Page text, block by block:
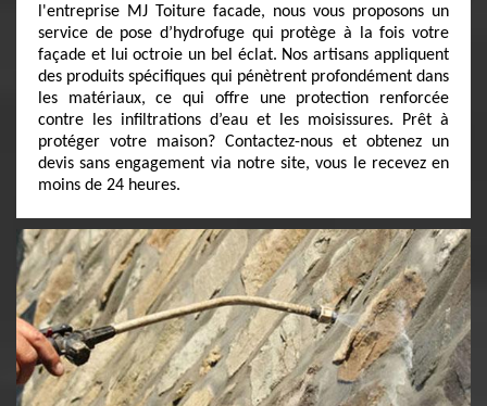
l'entreprise MJ Toiture facade, nous vous proposons un
service de pose d’hydrofuge qui protège à la fois votre
façade et lui octroie un bel éclat. Nos artisans appliquent
des produits spécifiques qui pénètrent profondément dans
les matériaux, ce qui offre une protection renforcée
contre les infiltrations d’eau et les moisissures. Prêt à
protéger votre maison? Contactez-nous et obtenez un
devis sans engagement via notre site, vous le recevez en
moins de 24 heures.